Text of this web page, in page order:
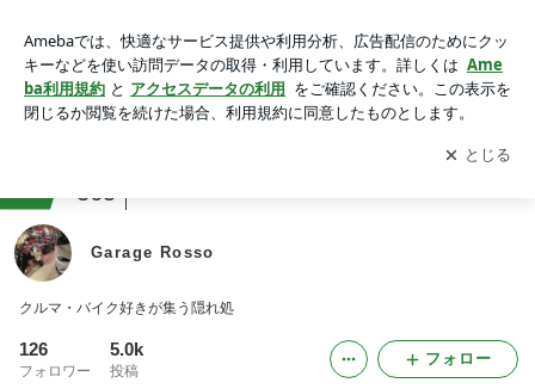
アプリをダウンロードして ブログの更新通知
を受け取りまし
ょう。
開く
365
Garage Rosso
クルマ・バイク好きが集う隠れ処
126
フォロワー
5.0k
投稿
フォロー